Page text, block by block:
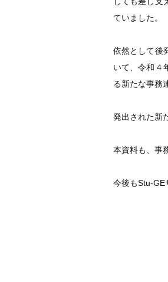
ていました。
依然として後
いて、令和４
る新たな事務
発出された新
本資料も、事
今後もStu-GE